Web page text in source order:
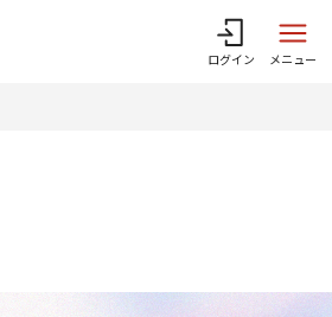
ログイン メニュー